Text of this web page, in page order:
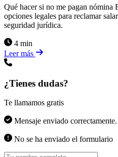
Qué hacer si no me pagan nómina
opciones legales para reclamar
seguridad jurídica.
4 min
Leer más
¿Tienes dudas?
Te llamamos gratis
Mensaje enviado correctamente.
No se ha enviado el formulario